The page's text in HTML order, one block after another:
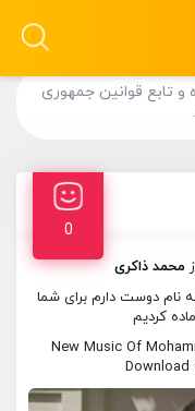
تابع قوانین جمهوری
0
محمد ذاکری
نام دوست دارم برای شما
کردیم
New Music Of
Download